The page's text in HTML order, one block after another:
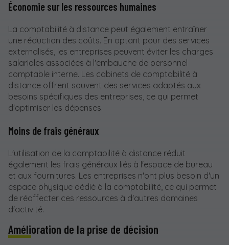
Économie sur les ressources humaines
La comptabilité à distance peut également entraîner
une réduction des coûts. En optant pour des services
externalisés, les entreprises peuvent éviter les charges
salariales associées à l'embauche de personnel
comptable interne. Les cabinets de comptabilité à
distance offrent souvent des services adaptés aux
besoins spécifiques des entreprises, ce qui permet
d'optimiser les dépenses.
Moins de frais généraux
L'utilisation de la comptabilité à distance réduit
également les frais généraux liés à l'espace de bureau
et aux fournitures. Les entreprises n'ont plus besoin d'un
espace physique dédié à la comptabilité, ce qui permet
de réaffecter ces ressources à d'autres domaines
d'activité.
Amélioration de la prise de décision